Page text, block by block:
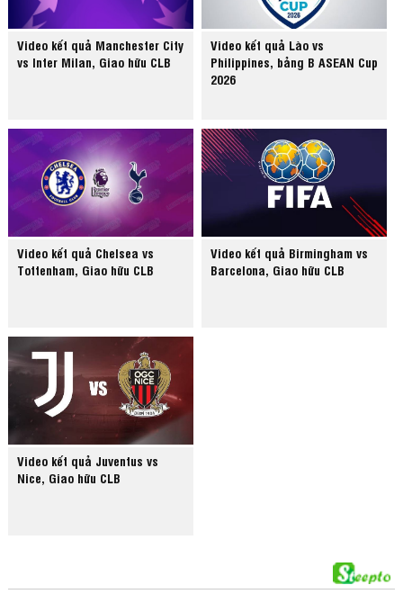
Video kết quả Manchester City
vs Inter Milan, Giao hữu CLB
Video kết quả Lào vs
Philippines, bảng B ASEAN Cup
2026
Video kết quả Chelsea vs
Tottenham, Giao hữu CLB
Video kết quả Birmingham vs
Barcelona, Giao hữu CLB
Video kết quả Juventus vs
Nice, Giao hữu CLB